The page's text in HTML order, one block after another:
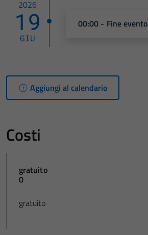
2026
19
GIU
00:00 - Fine evento
Aggiungi al calendario
Costi
gratuito
0
gratuito